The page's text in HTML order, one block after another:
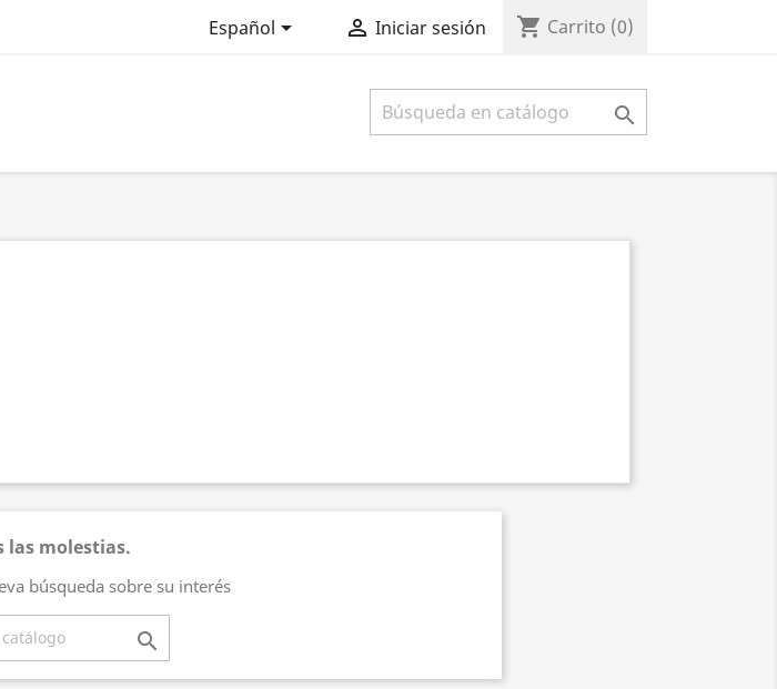
Español  Iniciar sesión shopping_cart Carrito (0)

las molestias.
búsqueda sobre su interés
